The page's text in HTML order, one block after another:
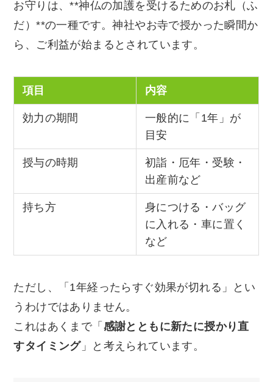
お守りは、**神仏の加護を受けるためのお札（ふ
だ）**の一種です。神社やお寺で授かった瞬間か
ら、ご利益が始まるとされています。
項目 内容
効力の期間
一般的に「1年」が
目安
授与の時期
初詣・厄年・受験・
出産前など
持ち方
身につける・バッグ
に入れる・車に置く
など
ただし、「1年経ったらすぐ効果が切れる」とい
うわけではありません。
これはあくまで「 感謝とともに新たに授かり直
すタイミング」と考えられています。